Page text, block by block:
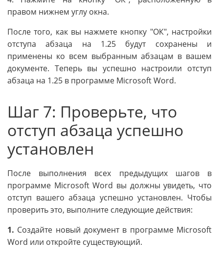
правом нижнем углу окна.
После того, как вы нажмете кнопку "ОК", настройки
отступа абзаца на 1.25 будут сохранены и
применены ко всем выбранным абзацам в вашем
документе. Теперь вы успешно настроили отступ
абзаца на 1.25 в программе Microsoft Word.
Шаг 7: Проверьте, что
отступ абзаца успешно
установлен
После выполнения всех предыдущих шагов в
программе Microsoft Word вы должны увидеть, что
отступ вашего абзаца успешно установлен. Чтобы
проверить это, выполните следующие действия:
1. Создайте новый документ в программе Microsoft
Word или откройте существующий.